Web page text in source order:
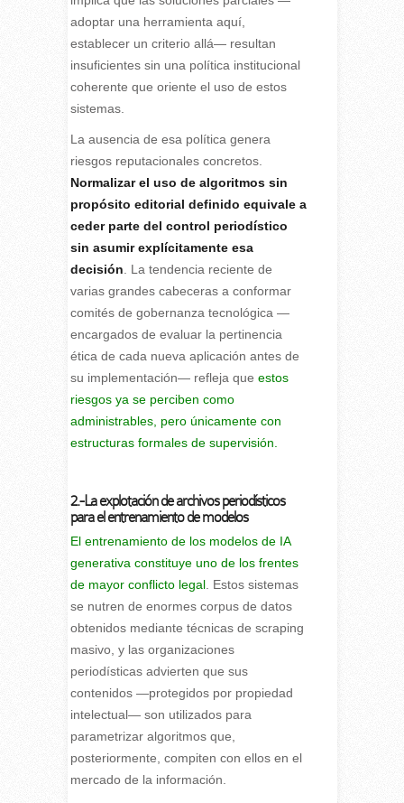
adoptar una herramienta aquí,
establecer un criterio allá— resultan
insuficientes sin una política institucional
coherente que oriente el uso de estos
sistemas.
La ausencia de esa política genera
riesgos reputacionales concretos.
Normalizar el uso de algoritmos sin
propósito editorial definido equivale a
ceder parte del control periodístico
sin asumir explícitamente esa
decisión . La tendencia reciente de
varias grandes cabeceras a conformar
comités de gobernanza tecnológica —
encargados de evaluar la pertinencia
ética de cada nueva aplicación antes de
su implementación— refleja que estos
riesgos ya se perciben como
administrables, pero únicamente con
estructuras formales de supervisión.
2.-La explotación de archivos periodísticos
para el entrenamiento de modelos
El entrenamiento de los modelos de IA
generativa constituye uno de los frentes
de mayor conflicto legal. Estos sistemas
se nutren de enormes corpus de datos
obtenidos mediante técnicas de scraping
masivo, y las organizaciones
periodísticas advierten que sus
contenidos —protegidos por propiedad
intelectual— son utilizados para
parametrizar algoritmos que,
posteriormente, compiten con ellos en el
mercado de la información.